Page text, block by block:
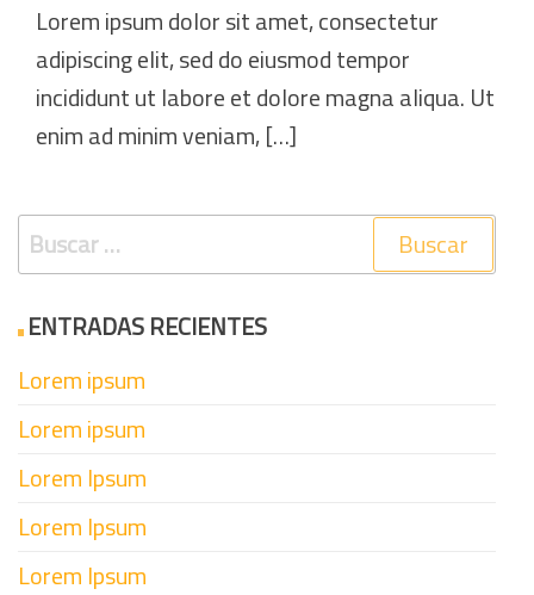
Lorem ipsum dolor sit amet, consectetur
adipiscing elit, sed do eiusmod tempor
incididunt ut labore et dolore magna aliqua. Ut
enim ad minim veniam, […]
Buscar:
ENTRADAS RECIENTES
Lorem ipsum
Lorem ipsum
Lorem Ipsum
Lorem Ipsum
Lorem Ipsum